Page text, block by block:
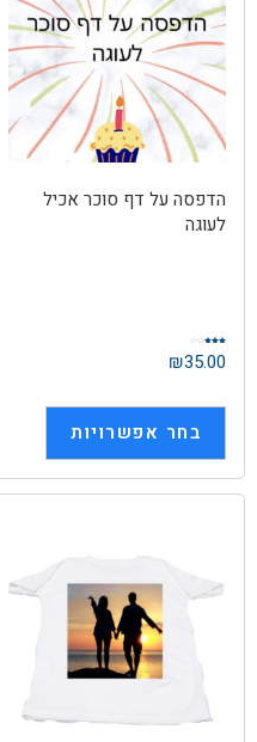
הדפסה על דף סוכר אכיל
לעוגה
3.00
5
₪35.00
בחר אפשרויות